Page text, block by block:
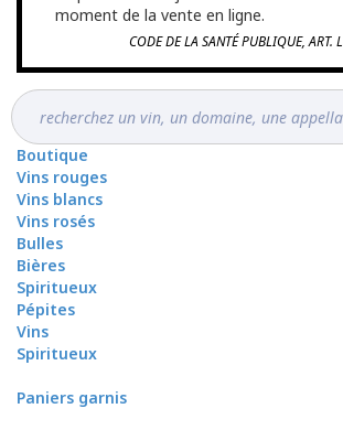
moment de la vente en ligne.
CODE DE LA SANTÉ PUBLIQUE,
Boutique
Vins rouges
Vins blancs
Vins rosés
Bulles
Bières
Spiritueux
Pépites
Vins
Spiritueux
Paniers garnis